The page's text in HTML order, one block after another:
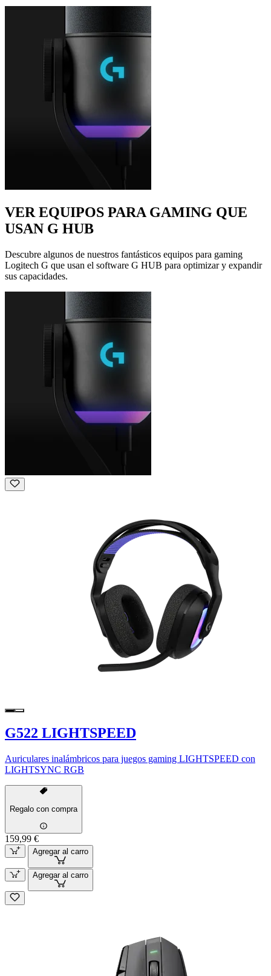
VER EQUIPOS PARA GAMING QUE
USAN G HUB
Descubre algunos de nuestros fantásticos equipos para gaming
Logitech G que usan el software G HUB para optimizar y expandir
sus capacidades.
G522 LIGHTSPEED
Auriculares inalámbricos para juegos gaming LIGHTSPEED con
LIGHTSYNC RGB
Regalo con compra
159,99 €
Agregar al carro
Agregar al carro